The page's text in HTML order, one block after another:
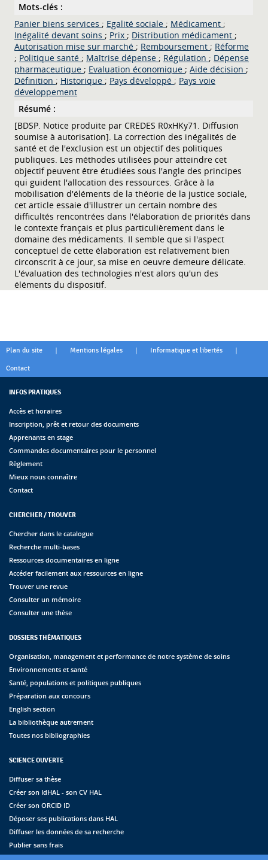
Mots-clés :
Panier biens services ; Egalité sociale ; Médicament ;
Inégalité devant soins ; Prix ; Distribution médicament ;
Autorisation mise sur marché ; Remboursement ; Réforme
; Politique santé ; Maîtrise dépense ; Régulation ; Dépense
pharmaceutique ; Evaluation économique ; Aide décision ;
Définition ; Historique ; Pays développé ; Pays voie
développement
Résumé :
[BDSP. Notice produite par CREDES R0xHKy71. Diffusion
soumise à autorisation]. La correction des inégalités de
santé et de l'exclusion est un objectif des politiques
publiques. Les méthodes utilisées pour atteindre cet
objectif peuvent être étudiées sous l'angle des principes
qui guident l'allocation des ressources. Grâce à la
mobilisation d'éléments de la théorie de la justice sociale,
cet article essaie d'illustrer un certain nombre des
difficultés rencontrées dans l'élaboration de priorités dans
le contexte français et plus particulièrement dans le
domaine des médicaments. Il semble que si l'aspect
conceptuel de cette élaboration est relativement bien
circonscrit à ce jour, sa mise en oeuvre demeure délicate.
L'évaluation des technologies n'est alors qu'un des
éléments du dispositif.
Plan du site | Mentions légales | Informatique et libertés |
Contact
INFOS PRATIQUES
Accès et horaires
Inscription, prêt et retour des documents
Apprenants en stage
Commandes documentaires pour le personnel
Règlement
Mieux nous connaître
Contact
CHERCHER / TROUVER
Chercher dans le catalogue
Recherche multi-bases
Ressources documentaires en ligne
Accéder facilement aux ressources en ligne
Trouver une revue
Consulter un mémoire
Consulter une thèse
DOSSIERS THÉMATIQUES
Organisation, management et performance de notre système de soins
Environnements et santé
Santé, populations et politiques publiques
Préparation aux concours
English section
La bibliothèque autrement
Toutes nos bibliographies
SCIENCE OUVERTE
Diffuser sa thèse
Créer son IdHAL - son CV HAL
Créer son ORCID ID
Déposer ses publications dans HAL
Diffuser les données de sa recherche
Publier sans frais